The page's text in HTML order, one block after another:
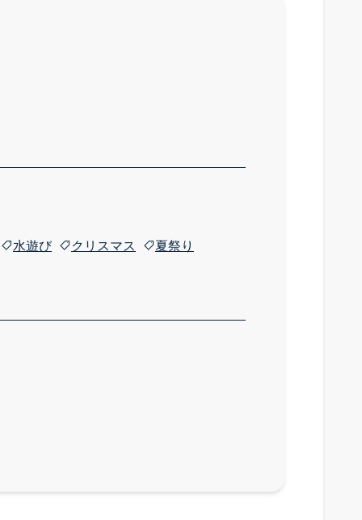
水遊び クリスマス 夏祭り